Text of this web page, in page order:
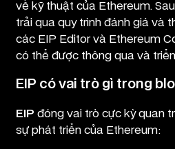
về kỹ thuật của Ethereum.
trải qua quy trình đánh giá và
các EIP Editor và Ethereum
có thể được thông qua và
EIP có vai trò gì trong
EIP đóng vai trò cực kỳ quan
sự phát triển của Ethereum: